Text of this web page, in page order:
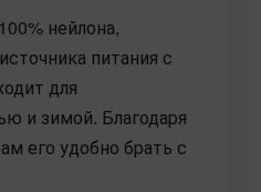
нейлона,
питания с
для
и зимой. Благодаря
его удобно брать с